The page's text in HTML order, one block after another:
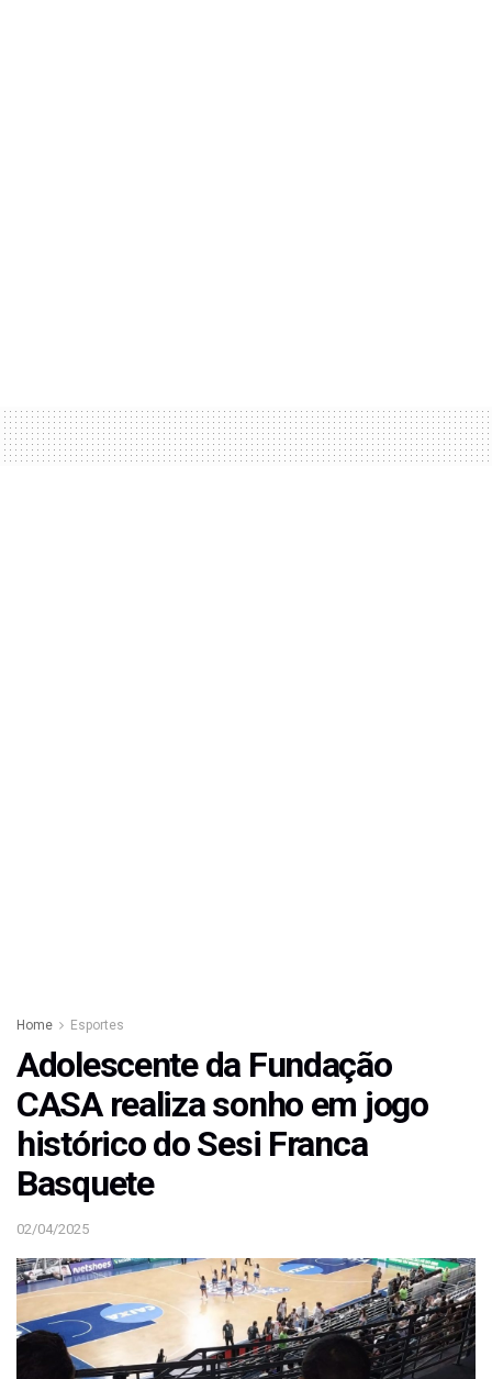
Home Esportes
Adolescente da Fundação
CASA realiza sonho em jogo
histórico do Sesi Franca
Basquete
02/04/2025